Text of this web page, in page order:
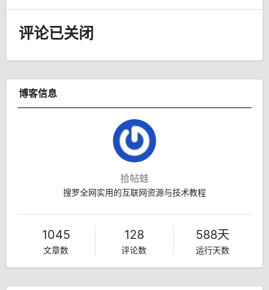
评论已关闭
博客信息
拾帖蛙
搜罗全网实用的互联网资源与技术教程
1045
文章数
128
评论数
588天
运行天数